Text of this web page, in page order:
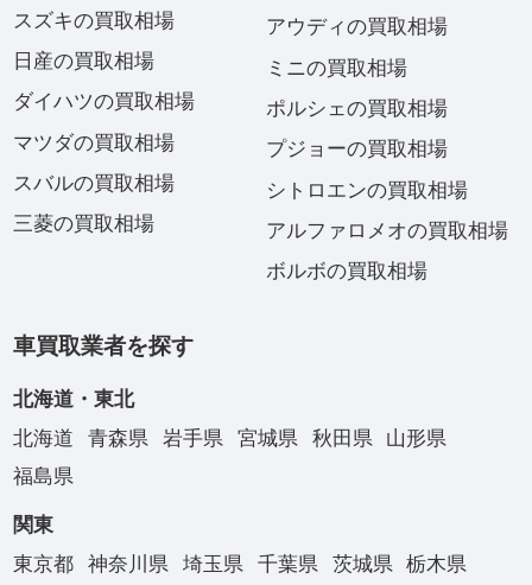
スズキの買取相場
日産の買取相場
ダイハツの買取相場
マツダの買取相場
スバルの買取相場
三菱の買取相場
アウディの買取相場
ミニの買取相場
ポルシェの買取相場
プジョーの買取相場
シトロエンの買取相場
アルファロメオの買取相場
ボルボの買取相場
車買取業者を探す
北海道・東北
北海道
青森県 岩手県 宮城県 秋田県
山形県
福島県
関東
東京都
神奈川県 埼玉県 千葉県 茨城県
栃木県